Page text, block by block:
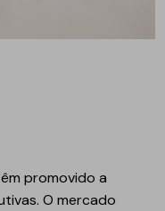
promovido a
O mercado